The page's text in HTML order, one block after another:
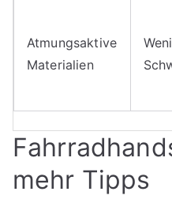
Atmungsaktive
Materialien
mehr Tipps